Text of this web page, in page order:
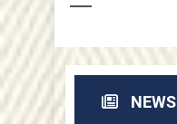
NEWS
การสภาสถาบันผู้ทรงคุณวุฒิ